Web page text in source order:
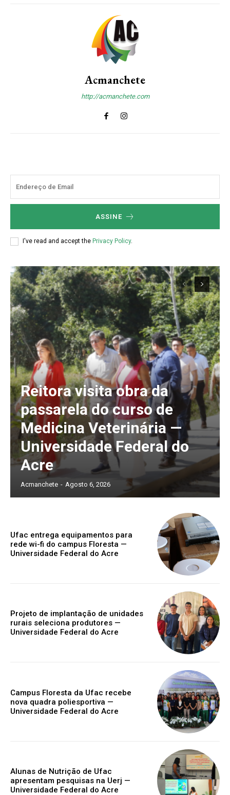
Acmanchete
http://acmanchete.com
ASSINE
I've read and accept the Privacy Policy.
Reitora visita obra da
passarela do curso de
Medicina Veterinária —
Universidade Federal do
Acre
Acmanchete - Agosto 6, 2026
Ufac entrega equipamentos para
rede wi-fi do campus Floresta —
Universidade Federal do Acre
Projeto de implantação de unidades
rurais seleciona produtores —
Universidade Federal do Acre
Campus Floresta da Ufac recebe
nova quadra poliesportiva —
Universidade Federal do Acre
Alunas de Nutrição de Ufac
apresentam pesquisas na Uerj —
Universidade Federal do Acre